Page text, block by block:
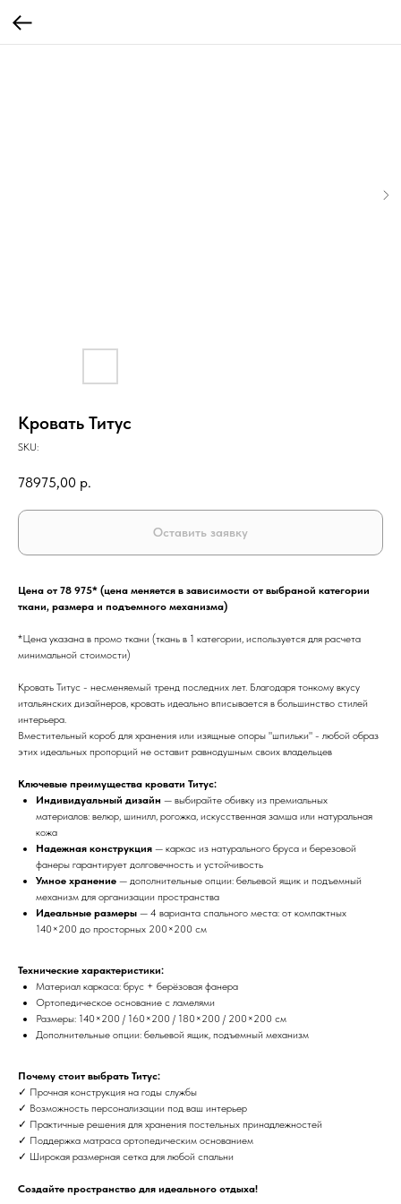
Кровать Титус
SKU:
78975,00 р.
Оставить заявку
Цена от 78 975* (цена меняется в зависимости от выбраной категории
ткани, размера и подъемного механизма)
*Цена указана в промо ткани (ткань в 1 категории, используется для расчета
минимальной стоимости)
Кровать Титус - несменяемый тренд последних лет. Благодаря тонкому вкусу
итальянских дизайнеров, кровать идеально вписывается в большинство стилей
интерьера.
Вместительный короб для хранения или изящные опоры "шпильки" - любой образ
этих идеальных пропорций не оставит равнодушным своих владельцев
Ключевые преимущества кровати Титус:
Индивидуальный дизайн — выбирайте обивку из премиальных
материалов: велюр, шинилл, рогожка, искусственная замша или натуральная
кожа
Надежная конструкция — каркас из натурального бруса и березовой
фанеры гарантирует долговечность и устойчивость
Умное хранение — дополнительные опции: бельевой ящик и подъемный
механизм для организации пространства
Идеальные размеры — 4 варианта спального места: от компактных
140×200 до просторных 200×200 см
Технические характеристики:
Материал каркаса: брус + берёзовая фанера
Ортопедическое основание с ламелями
Размеры: 140×200 / 160×200 / 180×200 / 200×200 см
Дополнительные опции: бельевой ящик, подъемный механизм
Почему стоит выбрать Титус:
✓ Прочная конструкция на годы службы
✓ Возможность персонализации под ваш интерьер
✓ Практичные решения для хранения постельных принадлежностей
✓ Поддержка матраса ортопедическим основанием
✓ Широкая размерная сетка для любой спальни
Создайте пространство для идеального отдыха!